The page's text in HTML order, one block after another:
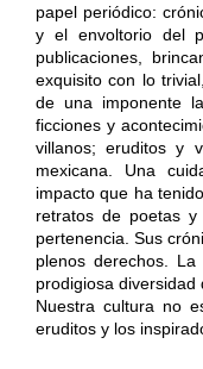
papel periódico:
y el envoltorio del
publicaciones,
exquisito con lo
de una imponente
ficciones y
villanos; eruditos y
mexicana. Una
impacto que ha
retratos de poetas
pertenencia. Sus
plenos derechos.
prodigiosa diversidad
Nuestra cultura no
eruditos y los